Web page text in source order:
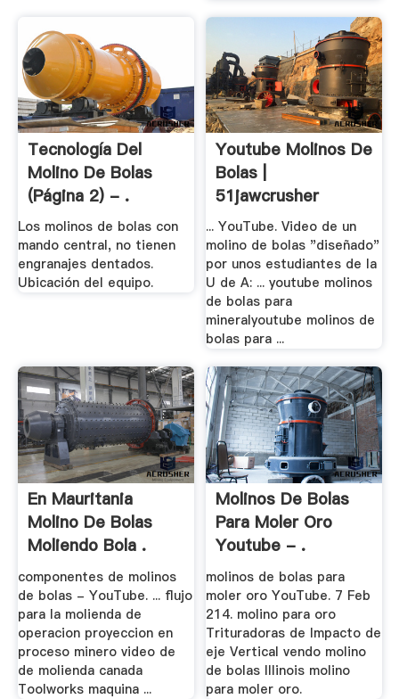
Tecnología Del
Molino De Bolas
(página 2) - .
Los molinos de bolas con
mando central, no tienen
engranajes dentados.
Ubicación del equipo.
Youtube Molinos De
Bolas |
51jawcrusher
... YouTube. Video de un
molino de bolas "diseñado"
por unos estudiantes de la
U de A: ... youtube molinos
de bolas para
mineralyoutube molinos de
bolas para ...
En Mauritania
Molino De Bolas
Moliendo Bola .
componentes de molinos
de bolas - YouTube. ... flujo
para la molienda de
operacion proyeccion en
proceso minero video de
de molienda canada
Toolworks maquina ...
Molinos De Bolas
Para Moler Oro
Youtube - .
molinos de bolas para
moler oro YouTube. 7 Feb
214. molino para oro
Trituradoras de Impacto de
eje Vertical vendo molino
de bolas Illinois molino
para moler oro.